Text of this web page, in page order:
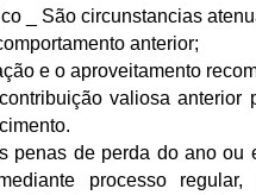
_ São circunstancias
anterior;
e o aproveitamento
valiosa anterior
penas de perda do ano ou
processo regular,